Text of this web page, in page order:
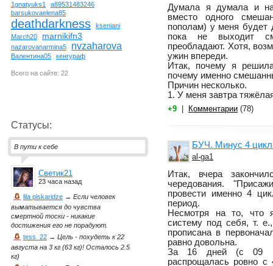
Думала я думала и
вместо одного
пополам) у меня будет
пока не выходит
преобладают. Хотя,
ужин впереди.
Итак, почему я
почему именно
Причин несколько.
1. У меня завтра
+9 Комментарии (78)
БУЧ. Минус 4
al-ga1
Итак, вчера
чередования.
провести именно 4
период.
Несмотря на то, что
систему под себя, т.
прописана в
равно довольна.
За 16 дней (с 09
распрощалась ровно с
1gnatyuks1
a89531483246
barsukovaelena85
deathdarkness
kseniani
March20
marnikifn3
nazarovanarmina5 nvzaharova
Валентина05 кенгураф
Всего на сайте: 22
Статусы:
В пути к себе
Светик21
23 часа назад
lila piskaridze → Если человек
выматывается до чувства
смертной тоски - никакие
достижения его не порадуют.
tess_22 → Цель - похудеть к 22
августа на 3 кг (63 кг)! Осталось 2.5
кг)